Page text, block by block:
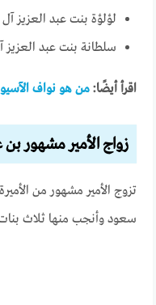
لؤلؤة بنت عبد العزيز
سلطانة بنت عبد
اقرأ أيضًا:من هو نواف
زواج الأمير مشهور بن
تزوج الأمير مشهور من
سعود وأنجب منها ثلاث